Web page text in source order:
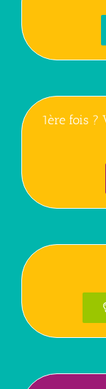
1ère fois ?